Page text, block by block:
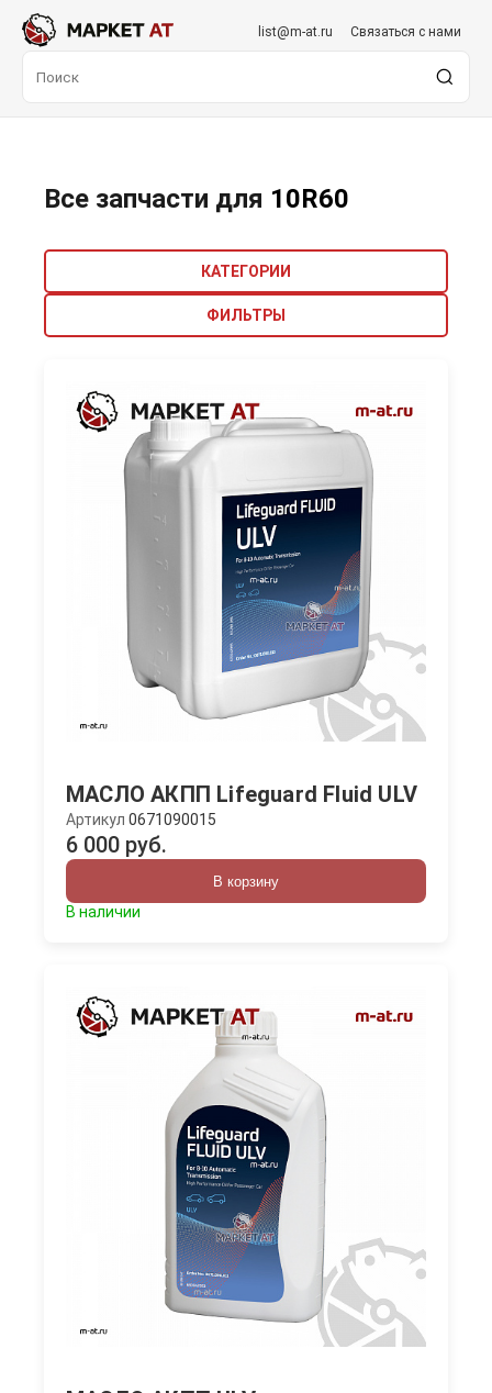
list@m-at.ru Связаться с нами
Все запчасти для 10R60
КАТЕГОРИИ
ФИЛЬТРЫ
МАСЛО АКПП Lifeguard Fluid ULV
Артикул 0671090015
6 000 руб.
В корзину
В наличии